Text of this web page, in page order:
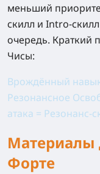
меньший
скилл и Intro-
очередь. Краткий
Чисы:
Врождённый
Резонансное
атака = Резонанс-
Материалы
Форте